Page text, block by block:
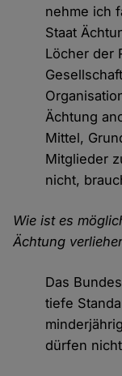
nehme ich
Staat
Löcher der
Ächtung
Mittel,
Mitglieder
nicht,
Wie ist es
Ächtung
Das
tiefe
dürfen